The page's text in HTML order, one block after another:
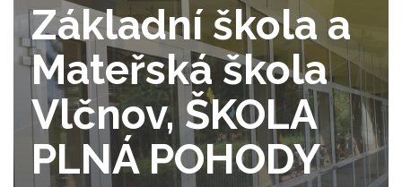
Základní škola a
Mateřská škola
Vlčnov, ŠKOLA
PLNÁ POHODY